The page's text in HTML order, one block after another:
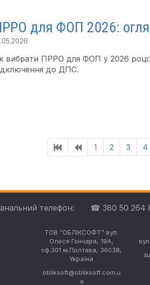
для ФОП 2026:
вибрати ПРРО для ФОП у 2026 році:
до ДПС.
1 2 3 4
телефон: ☎ 380 50 264
ТОВ "ОБЛІКСОФТ" вул.
Олеся Гончара, 19А,
оф.301 м.Полтава, 36038,
Україна
obliksoft@obliksoft.com.u
a